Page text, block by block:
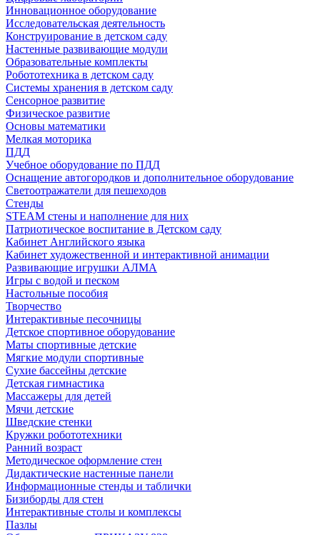
Инновационное оборудование
Исследовательская деятельность
Конструирование в детском саду
Настенные развивающие модули
Образовательные комплекты
Робототехника в детском саду
Системы хранения в детском саду
Сенсорное развитие
Физическое развитие
Основы математики
Мелкая моторика
ПДД
Учебное оборудование по ПДД
Оснащение автогородков и дополнительное оборудование
Светоотражатели для пешеходов
Стенды
STEAM стены и наполнение для них
Патриотическое воспитание в Детском саду
Кабинет Английского языка
Кабинет художественной и интерактивной анимации
Развивающие игрушки АЛМА
Игры с водой и песком
Настольные пособия
Творчество
Интерактивные песочницы
Детское спортивное оборудование
Маты спортивные детские
Мягкие модули спортивные
Сухие бассейны детские
Детская гимнастика
Массажеры для детей
Мячи детские
Шведские стенки
Кружки робототехники
Ранний возраст
Методическое оформление стен
Дидактические настенные панели
Информационные стенды и таблички
Бизиборды для стен
Интерактивные столы и комплексы
Пазлы